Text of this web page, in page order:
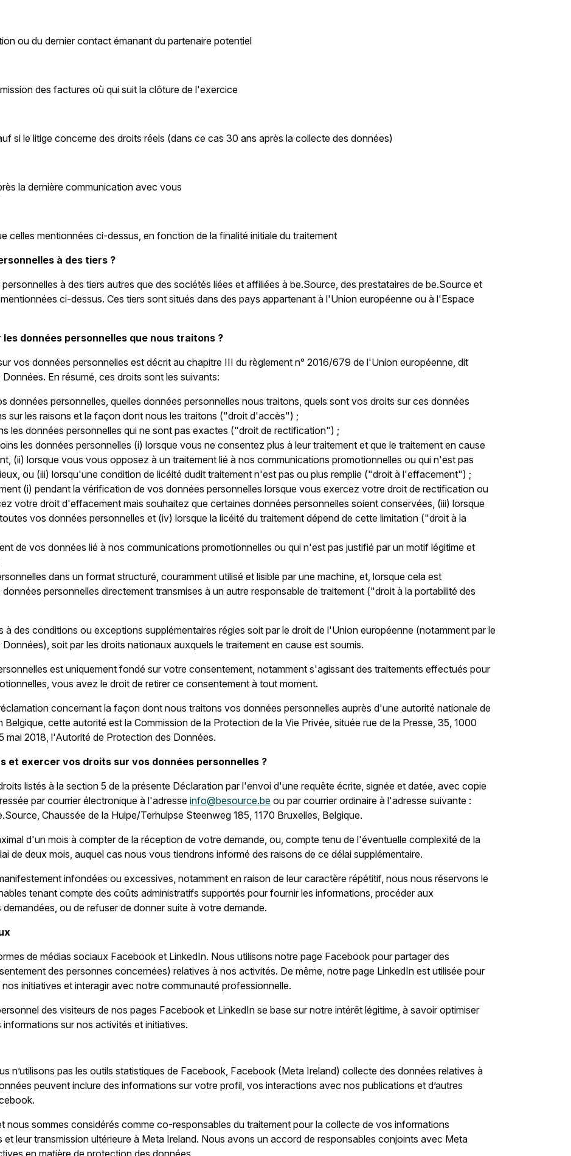
ou du dernier contact émanant du partenaire potentiel
des factures où qui suit la clôture de l'exercice
si le litige concerne des droits réels (dans ce cas 30 ans après la collecte des données)
la dernière communication avec vous
celles mentionnées ci-dessus, en fonction de la finalité initiale du traitement
à des tiers ?
à des tiers autres que des sociétés liées et affiliées à be.Source, des prestataires de be.Source et
ci-dessus. Ces tiers sont situés dans des pays appartenant à l'Union européenne ou à l'Espace
données personnelles que nous traitons ?
vos données personnelles est décrit au chapitre III du règlement n° 2016/679 de l'Union européenne, dit
En résumé, ces droits sont les suivants:
données personnelles, quelles données personnelles nous traitons, quels sont vos droits sur ces données
sur les raisons et la façon dont nous les traitons ("droit d'accès") ;
les données personnelles qui ne sont pas exactes ("droit de rectification") ;
les données personnelles (i) lorsque vous ne consentez plus à leur traitement et que le traitement en cause
(ii) lorsque vous vous opposez à un traitement lié à nos communications promotionnelles ou qui n'est pas
ou (iii) lorsqu'une condition de licéité dudit traitement n'est pas ou plus remplie ("droit à l'effacement") ;
(i) pendant la vérification de vos données personnelles lorsque vous exercez votre droit de rectification ou
votre droit d'effacement mais souhaitez que certaines données personnelles soient conservées, (iii) lorsque
vos données personnelles et (iv) lorsque la licéité du traitement dépend de cette limitation ("droit à la
de vos données lié à nos communications promotionnelles ou qui n'est pas justifié par un motif légitime et
dans un format structuré, couramment utilisé et lisible par une machine, et, lorsque cela est
personnelles directement transmises à un autre responsable de traitement ("droit à la portabilité des
des conditions ou exceptions supplémentaires régies soit par le droit de l'Union européenne (notamment par le
soit par les droits nationaux auxquels le traitement en cause est soumis.
est uniquement fondé sur votre consentement, notamment s'agissant des traitements effectués pour
vous avez le droit de retirer ce consentement à tout moment.
concernant la façon dont nous traitons vos données personnelles auprès d'une autorité nationale de
cette autorité est la Commission de la Protection de la Vie Privée, située rue de la Presse, 35, 1000
mai 2018, l'Autorité de Protection des Données.
et exercer vos droits sur vos données personnelles ?
listés à la section 5 de la présente Déclaration par l'envoi d'une requête écrite, signée et datée, avec copie
par courrier électronique à l'adresse info@besource.be ou par courrier ordinaire à l'adresse suivante :
Chaussée de la Hulpe/Terhulpse Steenweg 185, 1170 Bruxelles, Belgique.
d'un mois à compter de la réception de votre demande, ou, compte tenu de l'éventuelle complexité de la
de deux mois, auquel cas nous vous tiendrons informé des raisons de ce délai supplémentaire.
infondées ou excessives, notamment en raison de leur caractère répétitif, nous nous réservons le
tenant compte des coûts administratifs supportés pour fournir les informations, procéder aux
ou de refuser de donner suite à votre demande.
de médias sociaux Facebook et LinkedIn. Nous utilisons notre page Facebook pour partager des
des personnes concernées) relatives à nos activités. De même, notre page LinkedIn est utilisée pour
initiatives et interagir avec notre communauté professionnelle.
des visiteurs de nos pages Facebook et LinkedIn se base sur notre intérêt légitime, à savoir optimiser
sur nos activités et initiatives.
n’utilisons pas les outils statistiques de Facebook, Facebook (Meta Ireland) collecte des données relatives à
peuvent inclure des informations sur votre profil, vos interactions avec nos publications et d’autres
nous sommes considérés comme co-responsables du traitement pour la collecte de vos informations
et leur transmission ultérieure à Meta Ireland. Nous avons un accord de responsables conjoints avec Meta
en matière de protection des données.